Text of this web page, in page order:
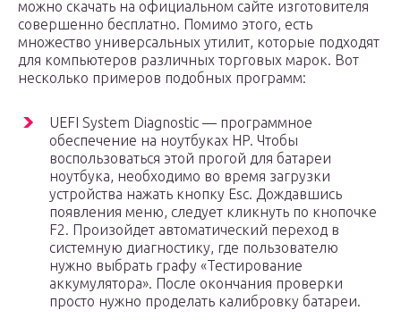
можно скачать на официальном сайте изготовителя
совершенно бесплатно. Помимо этого, есть
множество универсальных утилит, которые подходят
для компьютеров различных торговых марок. Вот
несколько примеров подобных программ:
UEFI System Diagnostic — программное
обеспечение на ноутбуках HP. Чтобы
воспользоваться этой прогой для батареи
ноутбука, необходимо во время загрузки
устройства нажать кнопку Esc. Дождавшись
появления меню, следует кликнуть по кнопочке
F2. Произойдет автоматический переход в
системную диагностику, где пользователю
нужно выбрать графу «Тестирование
аккумулятора». После окончания проверки
просто нужно проделать калибровку батареи.